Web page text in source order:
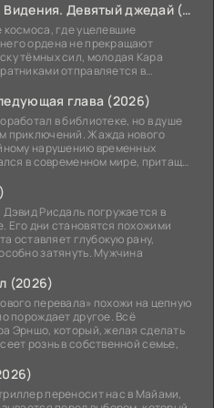
Звёздные войны: Видения. Девятый джедай (2026)
космоса, где уцелевшие
ордена не прекращают
тёмных сил, молодая Кара
отправляется в
глава (2026)
в библиотеке, но в душе
приключений. Жажда нового
нарушению временных
в современном мире, притащив
Дэвид Рисдаль погружается в
Его дни становятся похожими
оставляет глубокую рану,
затянуть. Мужчина
(2026)
перевала» похожи на цепную
порождает другое. Всё
Эрншо, который, желая сделать
рознь в собственной семье,
переносит нас в Майами,